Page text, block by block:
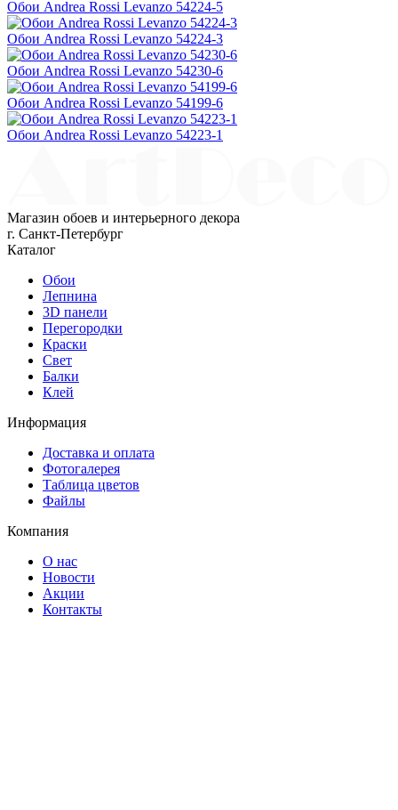
Обои Andrea Rossi Levanzo 54224-5
Обои Andrea Rossi Levanzo 54224-3
Обои Andrea Rossi Levanzo 54230-6
Обои Andrea Rossi Levanzo 54199-6
Обои Andrea Rossi Levanzo 54223-1
Магазин обоев и интерьерного декора
г. Санкт-Петербург
Каталог
Обои
Лепнина
3D панели
Перегородки
Краски
Свет
Балки
Клей
Информация
Доставка и оплата
Фотогалерея
Таблица цветов
Файлы
Компания
О нас
Новости
Акции
Контакты